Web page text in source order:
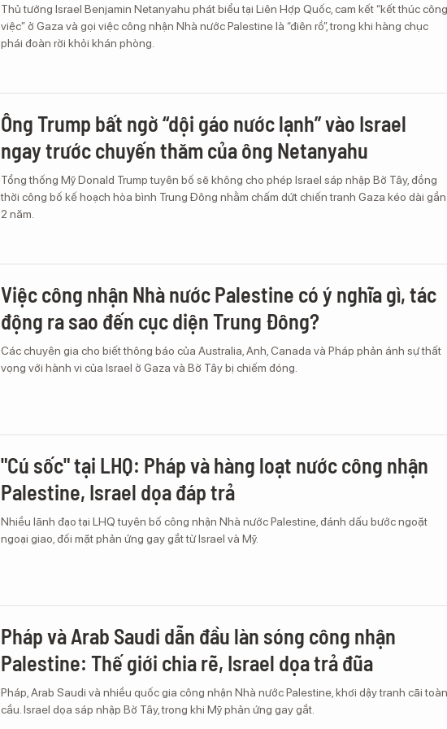
Thủ tướng Israel Benjamin Netanyahu phát biểu tại Liên Hợp Quốc, cam kết “kết thúc công
việc” ở Gaza và gọi việc công nhận Nhà nước Palestine là “điên rồ”, trong khi hàng chục
phái đoàn rời khỏi khán phòng.
Ông Trump bất ngờ “dội gáo nước lạnh” vào Israel
ngay trước chuyến thăm của ông Netanyahu
Tổng thống Mỹ Donald Trump tuyên bố sẽ không cho phép Israel sáp nhập Bờ Tây, đồng
thời công bố kế hoạch hòa bình Trung Đông nhằm chấm dứt chiến tranh Gaza kéo dài gần
2 năm.
Việc công nhận Nhà nước Palestine có ý nghĩa gì, tác
động ra sao đến cục diện Trung Đông?
Các chuyên gia cho biết thông báo của Australia, Anh, Canada và Pháp phản ánh sự thất
vọng với hành vi của Israel ở Gaza và Bờ Tây bị chiếm đóng.
"Cú sốc" tại LHQ: Pháp và hàng loạt nước công nhận
Palestine, Israel dọa đáp trả
Nhiều lãnh đạo tại LHQ tuyên bố công nhận Nhà nước Palestine, đánh dấu bước ngoặt
ngoại giao, đối mặt phản ứng gay gắt từ Israel và Mỹ.
Pháp và Arab Saudi dẫn đầu làn sóng công nhận
Palestine: Thế giới chia rẽ, Israel dọa trả đũa
Pháp, Arab Saudi và nhiều quốc gia công nhận Nhà nước Palestine, khơi dậy tranh cãi toàn
cầu. Israel dọa sáp nhập Bờ Tây, trong khi Mỹ phản ứng gay gắt.